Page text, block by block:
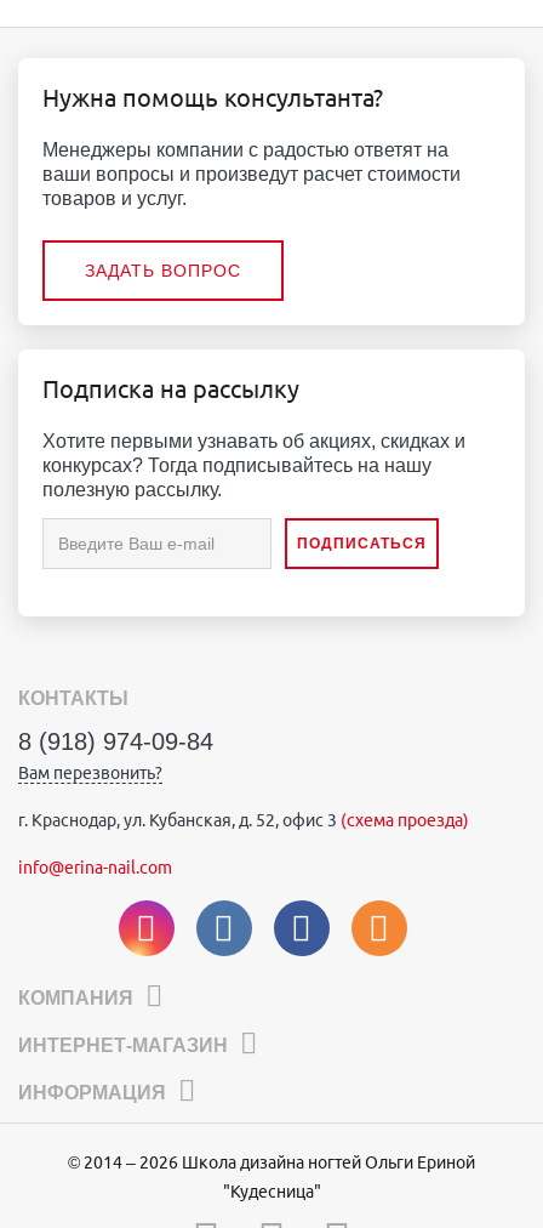
Нужна помощь консультанта?
Менеджеры компании с радостью ответят на
ваши вопросы и произведут расчет стоимости
товаров и услуг.
ЗАДАТЬ ВОПРОС
Подписка на рассылку
Хотите первыми узнавать об акциях, скидках и
конкурсах? Тогда подписывайтесь на нашу
полезную рассылку.
КОНТАКТЫ
8 (918) 974-09-84
Вам перезвонить?
г. Краснодар, ул. Кубанская, д. 52, офис 3 (схема проезда)
info@erina-nail.com
КОМПАНИЯ
ИНТЕРНЕТ-МАГАЗИН
ИНФОРМАЦИЯ
© 2014 – 2026 Школа дизайна ногтей Ольги Ериной
"Кудесница"